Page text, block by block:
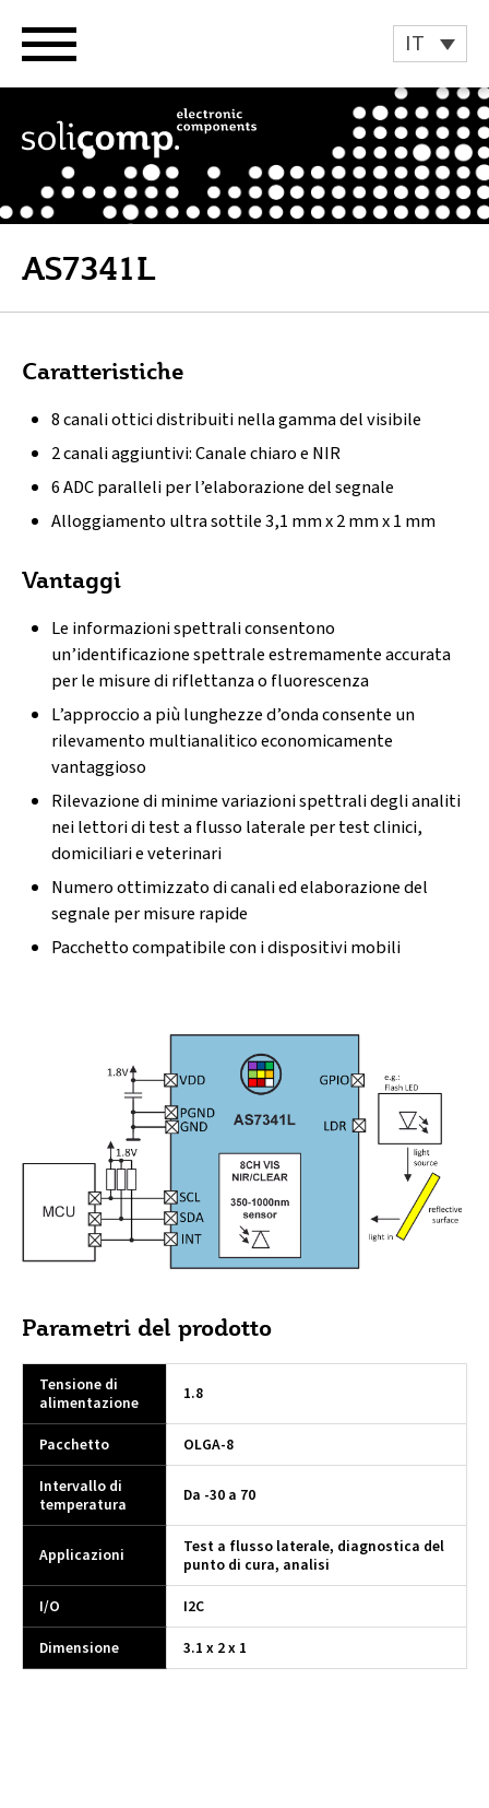
IT
AS7341L
Caratteristiche
8 canali ottici distribuiti nella gamma del visibile
2 canali aggiuntivi: Canale chiaro e NIR
6 ADC paralleli per l’elaborazione del segnale
Alloggiamento ultra sottile 3,1 mm x 2 mm x 1 mm
Vantaggi
Le informazioni spettrali consentono
un’identificazione spettrale estremamente accurata
per le misure di riflettanza o fluorescenza
L’approccio a più lunghezze d’onda consente un
rilevamento multianalitico economicamente
vantaggioso
Rilevazione di minime variazioni spettrali degli analiti
nei lettori di test a flusso laterale per test clinici,
domiciliari e veterinari
Numero ottimizzato di canali ed elaborazione del
segnale per misure rapide
Pacchetto compatibile con i dispositivi mobili
Parametri del prodotto
Tensione di
alimentazione
1.8
Pacchetto
OLGA-8
Intervallo di
temperatura
Da -30 a 70
Applicazioni
Test a flusso laterale, diagnostica del
punto di cura, analisi
I/O
I2C
Dimensione
3.1 x 2 x 1